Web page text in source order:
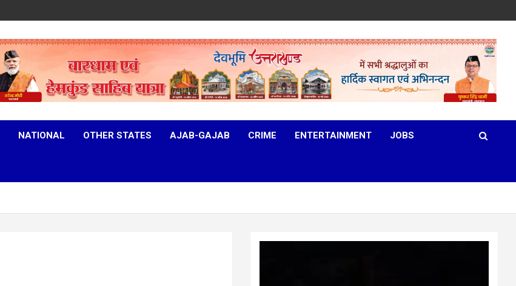
NATIONAL OTHER STATES AJAB-GAJAB CRIME ENTERTAINMENT JOBS